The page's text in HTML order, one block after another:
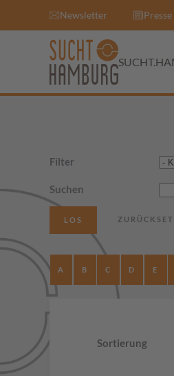
Newsletter Presse
Filter
Suchen
A B C D E
Sortierung